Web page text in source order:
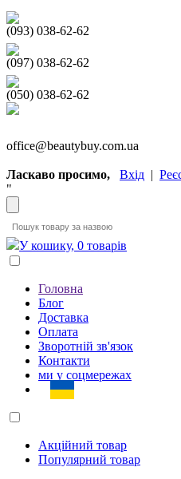
(093) 038-62-62
(097) 038-62-62
(050) 038-62-62
office@beautybuy.com.ua
Ласкаво просимо, Вхід |
"
У кошику, 0 товарів
Головна
Блог
Доставка
Оплата
Зворотній зв'язок
Контакти
ми у соцмережах
Акційний товар
Популярний товар